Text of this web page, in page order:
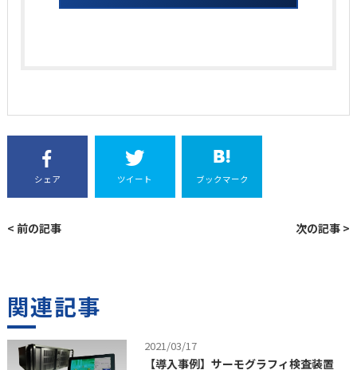
シェア ツイート ブックマーク
< 前の記事 次の記事 >
関連記事
2021/03/17
【導入事例】サーモグラフィ検査装置